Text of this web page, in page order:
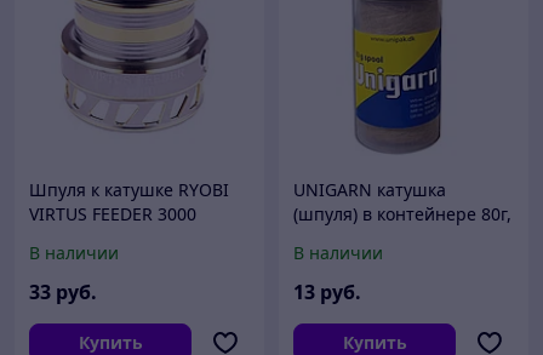
Шпуля к катушке RYOBI
VIRTUS FEEDER 3000
В наличии
33 руб.
Купить
UNIGARN катушка
(шпуля) в контейнере 80г,
В наличии
13 руб.
Купить